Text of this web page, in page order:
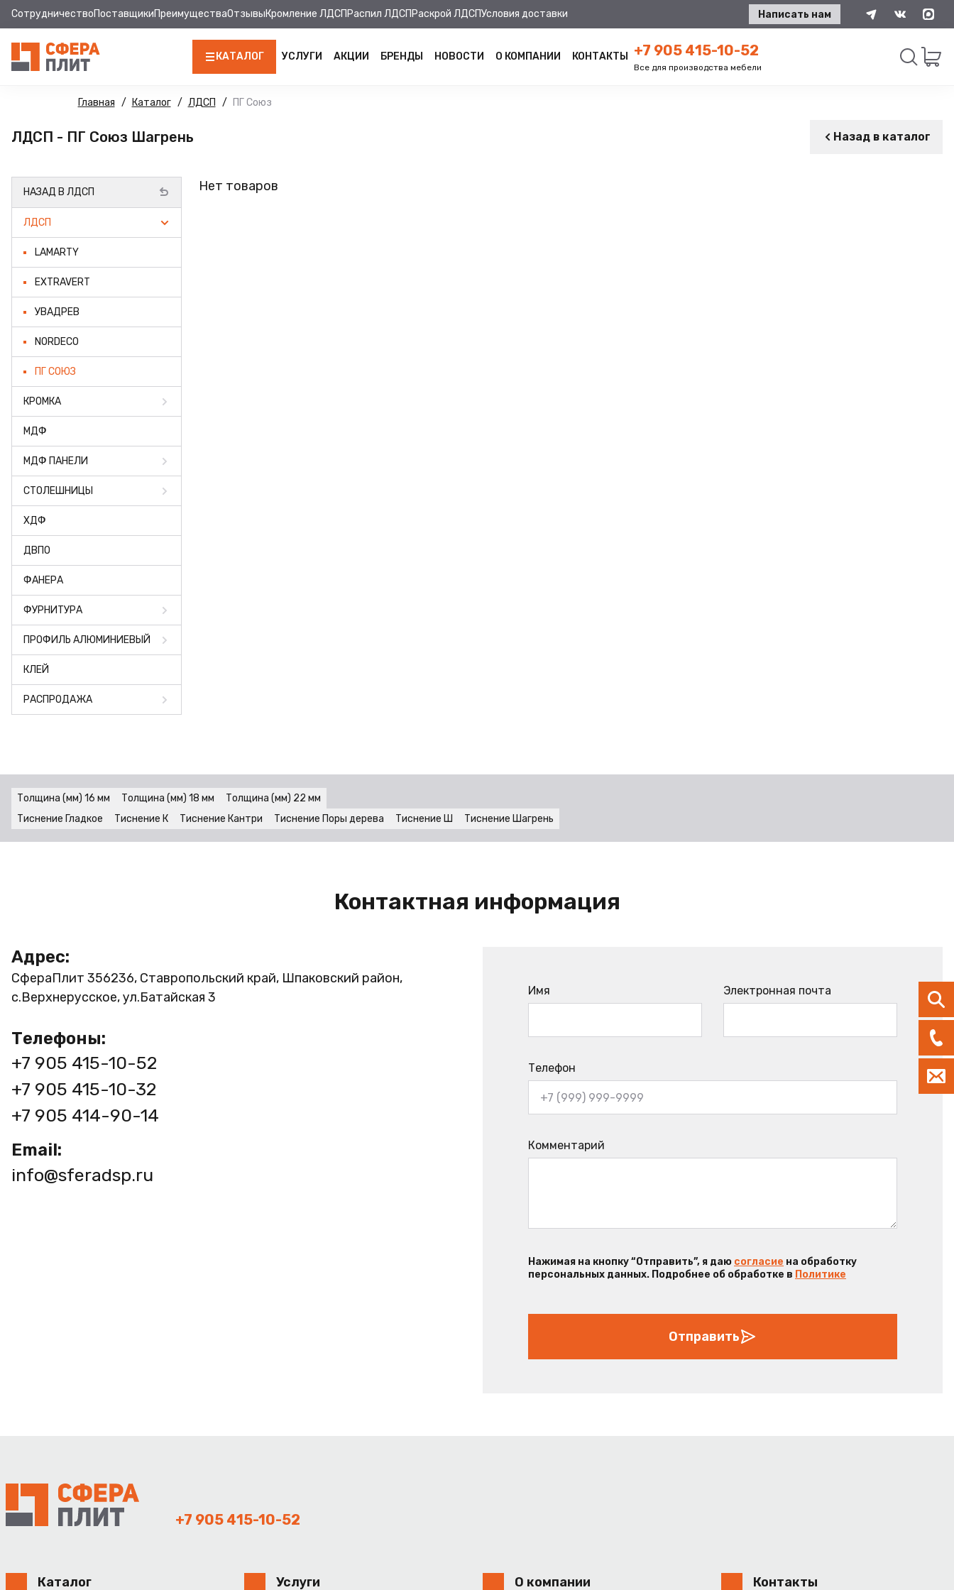
СотрудничествоПоставщикиПреимуществаОтзывыКромление ЛДСП Распил ЛДСП Раскрой ЛДСПУсловия доставки Написать нам
КАТАЛОГ
ЛДСП
МДФ ПАНЕЛИ
УСЛУГИ АКЦИИ БРЕНДЫ НОВОСТИ О КОМПАНИИ КОНТАКТЫ +7 905 415-10-52
Все для производства мебели
Главная Каталог ЛДСП ПГ Союз
ЛДСП - ПГ Союз Шагрень Назад в каталог
НАЗАД В ЛДСП
ЛДСП
LAMARTY
EXTRAVERT
УВАДРЕВ
NORDECO
ПГ СОЮЗ
КРОМКА
МДФ
МДФ ПАНЕЛИ
СТОЛЕШНИЦЫ
ХДФ
ДВПО
ФАНЕРА
ФУРНИТУРА
ПРОФИЛЬ АЛЮМИНИЕВЫЙ
КЛЕЙ
РАСПРОДАЖА
Нет товаров
Тиснение Гладкое Тиснение К Тиснение Кантри Тиснение Поры дерева Тиснение Ш Тиснение Шагрень
Толщина (мм) 16 мм Толщина (мм) 18 мм Толщина (мм) 22 мм
Контактная информация
Адрес:
СфераПлит 356236, Ставропольский край, Шпаковский район,
с.Верхнерусское, ул.Батайская 3
Телефоны:
+7 905 415-10-52
+7 905 415-10-32
+7 905 414-90-14
Email:
info@sferadsp.ru
Имя Электронная почта
Телефон
Комментарий
Нажимая на кнопку “Отправить”, я даю согласие на обработку
персональных данных. Подробнее об обработке в Политике
Отправить
+7 905 415-10-52
Каталог
Услуги
О компании
Контакты